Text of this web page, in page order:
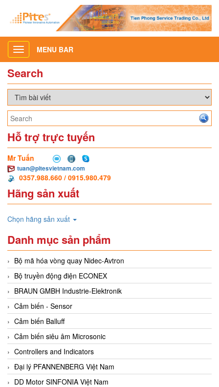
Toggle
navigation
MENU BAR
Search
Hỗ trợ trực tuyến
Mr Tuấn
tuan@pitesvietnam.com
0357.988.660 / 0915.980.479
Hãng sản xuất
Chọn hãng sản xuất
Danh mục sản phẩm
Bộ mã hóa vòng quay Nidec-Avtron
Bộ truyền động điện ECONEX
BRAUN GMBH Industrie-Elektronik
Cảm biến - Sensor
Cảm biến Balluff
Cảm biến siêu âm Microsonic
Controllers and Indicators
Đại lý PFANNENBERG Việt Nam
DD Motor SINFONIA Việt Nam